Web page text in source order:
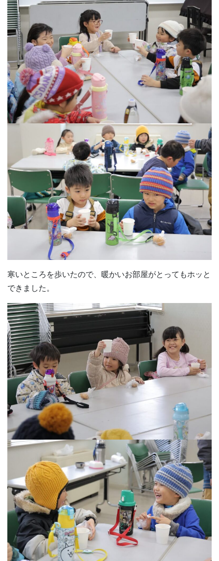
寒いところを歩いたので、暖かいお部屋がとってもホッと
できました。